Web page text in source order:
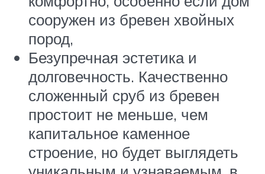
сооружен из бревен хвойных
пород,
Безупречная эстетика и
долговечность. Качественно
сложенный сруб из бревен
простоит не меньше, чем
капитальное каменное
строение, но будет выглядеть